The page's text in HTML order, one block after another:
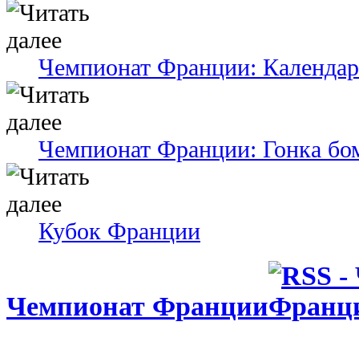
Чемпионат Франции:
Чемпионат Франции: Гонка
Кубок Франции
Чемпионат Франции